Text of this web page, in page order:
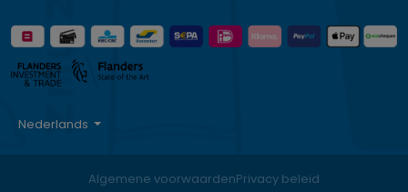
Nederlands
Algemene voorwaardenPrivacy beleid